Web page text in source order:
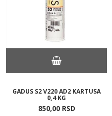
GADUS S2 V220 AD2 KARTUSA
0,4 KG
850,00 RSD